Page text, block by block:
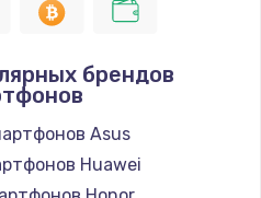
брендов
Asus
Huawei